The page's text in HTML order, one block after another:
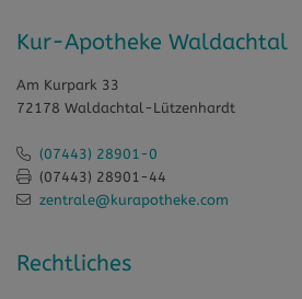
Kur-Apotheke Waldachtal
Am Kurpark 33
72178 Waldachtal-Lützenhardt
(07443) 28901-0
(07443) 28901-44
zentrale@kurapotheke.com
Rechtliches